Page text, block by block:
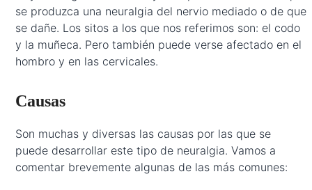
se produzca una neuralgia del nervio mediado o de que
se dañe. Los sitos a los que nos referimos son: el codo
y la muñeca. Pero también puede verse afectado en el
hombro y en las cervicales.
Causas
Son muchas y diversas las causas por las que se
puede desarrollar este tipo de neuralgia. Vamos a
comentar brevemente algunas de las más comunes: